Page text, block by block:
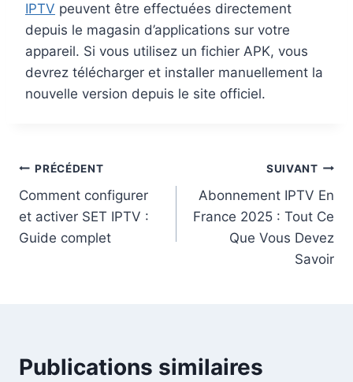
IPTV peuvent être effectuées directement
depuis le magasin d’applications sur votre
appareil. Si vous utilisez un fichier APK, vous
devrez télécharger et installer manuellement la
nouvelle version depuis le site officiel.
PRÉCÉDENT
Comment configurer
et activer SET IPTV :
Guide complet
SUIVANT
Abonnement IPTV En
France 2025 : Tout Ce
Que Vous Devez
Savoir
Publications similaires